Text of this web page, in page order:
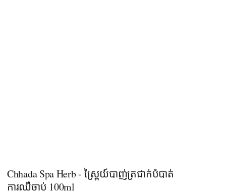
Chhada Spa Herb - ស្ព្រៃយ៍បាញ់ត្រជាក់បំបាត់
ការឈឺចាប់​ 100ml